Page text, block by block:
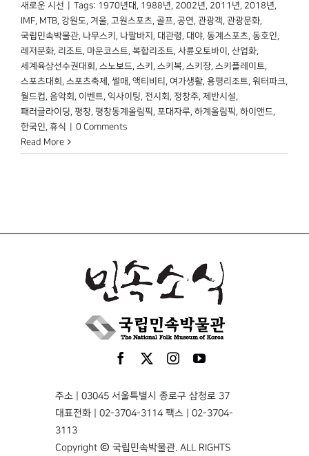
새로운 시선
Tags: 1970년대 , 1988년, 2002년, 2011년, 2018년,
IMF, MTB, 강원도, 겨울, 고원스포츠, 골프, 공연, 관광객, 관광문화,
국립민속박물관, 나무스키 , 나팔바지 , 대관령, 대야, 동계스포츠, 동호인,
레저문화, 리조트, 마운코스트, 복합리조트, 사륜오토바이 , 산업화,
세계육상선수권대회 , 스노보드, 스키 , 스키복, 스키장, 스키플레이트,
스포츠대회 , 스포츠축제 , 썰매 , 액티비티 , 여가생활, 용평리조트, 워터파크,
월드컵, 음악회 , 이벤트, 익사이팅, 전시회 , 정창주, 제반시설,
패러글라이딩, 평창, 평창동계올림픽, 포대자루, 하계올림픽, 하이앤드,
한국인, 휴식
0 Comments
Read More
주소 | 03045 서울특별시 종로구 삼청로 37
대표전화 | 02-3704-3114 팩스 | 02-3704-
3113
Copyright © 국립민속박물관. ALL RIGHTS